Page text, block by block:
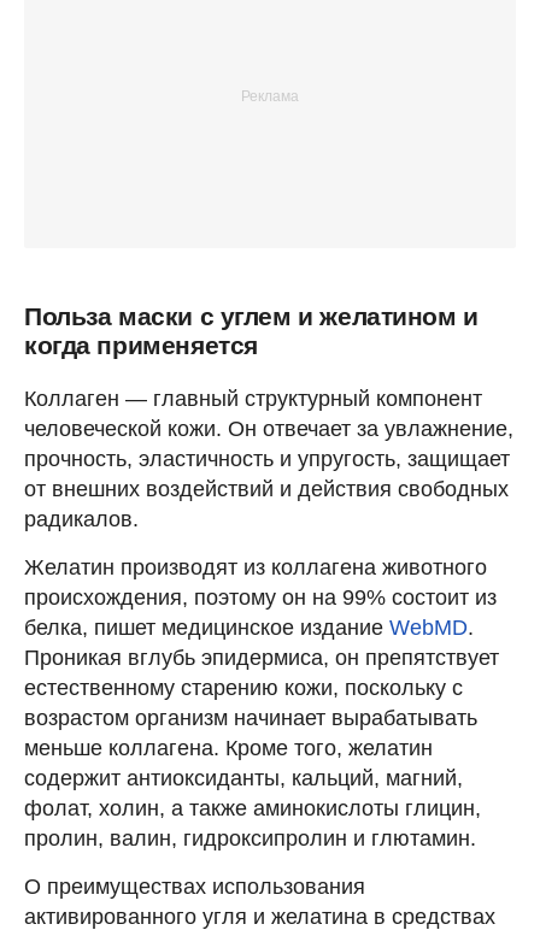
Польза маски с углем и желатином и
когда применяется
Коллаген — главный структурный компонент
человеческой кожи. Он отвечает за увлажнение,
прочность, эластичность и упругость, защищает
от внешних воздействий и действия свободных
радикалов.
Желатин производят из коллагена животного
происхождения, поэтому он на 99% состоит из
белка, пишет медицинское издание WebMD.
Проникая вглубь эпидермиса, он препятствует
естественному старению кожи, поскольку с
возрастом организм начинает вырабатывать
меньше коллагена. Кроме того, желатин
содержит антиоксиданты, кальций, магний,
фолат, холин, а также аминокислоты глицин,
пролин, валин, гидроксипролин и глютамин.
О преимуществах использования
активированного угля и желатина в средствах